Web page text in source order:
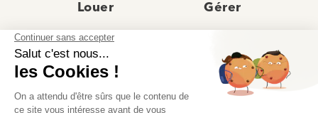
Louer Gérer
Actualités
Recrutement Avis clients
Prestige